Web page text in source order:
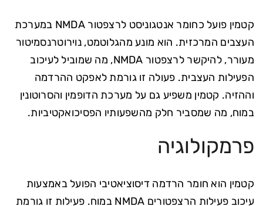
קטמין פועל כחומר אנטגוניסט לרצפטור NMDA במערכת
העצבים המרכזית. הוא מונע מהגלוטמט, נוירוטרנסמיטור
מעורר, להיקשר לרצפטור NMDA, מה שמוביל לעיכוב
הפעילות העצבית. פעולה זו גורמת לאפקט ההרדמה
וההזיה. קטמין משפיע גם על מערכת הדופמין והסרוטונין
במוח, מה שמסביר חלק מהשפעותיו הפסיכואקטיביות.
פרמקולוגיה
קטמין הוא חומר הרדמה דיסוציאטיבי הפועל באמצעות
עיכוב פעילות הרצפטורים NMDA במוח. פעילות זו גורמת